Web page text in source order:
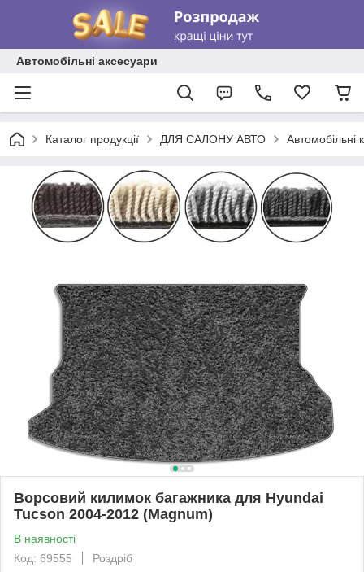
Автомобільні аксесуари
Каталог продукції ДЛЯ САЛОНУ АВТО Автомобільні
Ворсовий килимок багажника для Hyundai
Tucson 2004-2012 (Magnum)
В наявності
Код: 69555
Роздріб